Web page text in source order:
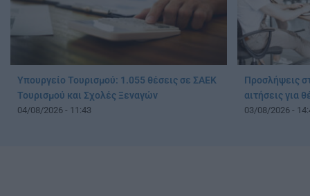
Υπουργείο Τουρισμού: 1.055 θέσεις σε ΣΑΕΚ
Τουρισμού και Σχολές Ξεναγών
04/08/2026 - 11:43
Προσλήψεις
αιτήσεις για
03/08/2026 -